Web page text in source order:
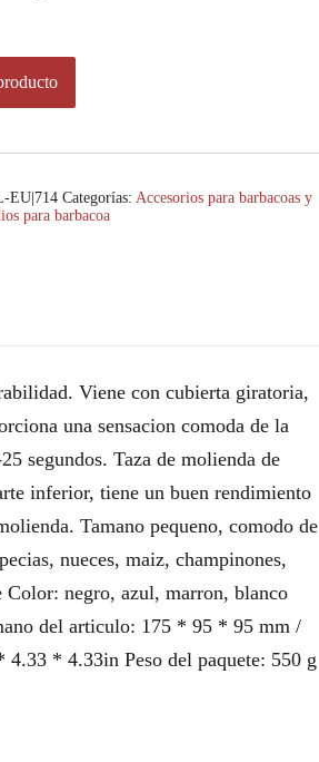
EU|714 Categorías: Accesorios para barbacoas y
para barbacoa
Viene con cubierta giratoria,
una sensacion comoda de la
segundos. Taza de molienda de
inferior, tiene un buen rendimiento
Tamano pequeno, comodo de
nueces, maiz, champinones,
negro, azul, marron, blanco
del articulo: 175 * 95 * 95 mm /
* 4.33in Peso del paquete: 550 g